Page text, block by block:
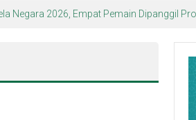
Makroman Indah melalui CAI ke-47